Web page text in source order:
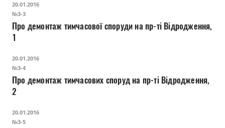
20.01.2016
№3-3
Про демонтаж тимчасової споруди на пр-ті Відродження,
1
20.01.2016
№3-4
Про демонтаж тимчасових споруд на пр-ті Відродження,
2
20.01.2016
№3-5